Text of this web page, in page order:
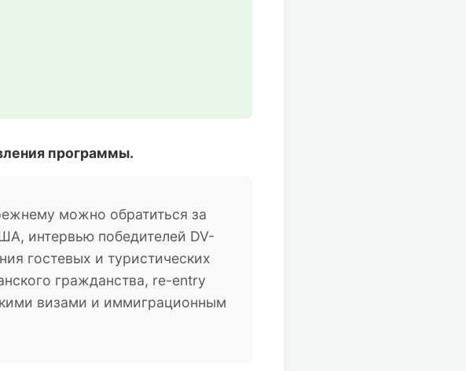
программы.
можно обратиться за
интервью победителей DV-
гостевых и туристических
гражданства, re-entry
визами и иммиграционным